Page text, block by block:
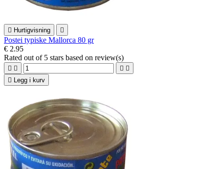
 Hurtigvisning 
Postei typiske Mallorca 80 gr
€ 2.95
Rated out of 5 stars based on review(s)
   
 Legg i kurv